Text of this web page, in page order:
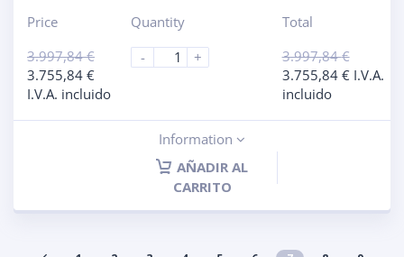
Price
3.997,84€
3.755,84 €
I.V.A. incluido
Quantity
-
+
Total
3.997,84€
3.755,84 € I.V.A.
incluido
Information
AÑADIR AL
CARRITO